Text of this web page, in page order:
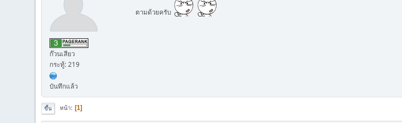
ก๊วนเสียว
กระทู้: 219
บันทึกแล้ว
ตามด้วยครับ
ขึ้น หน้า 1